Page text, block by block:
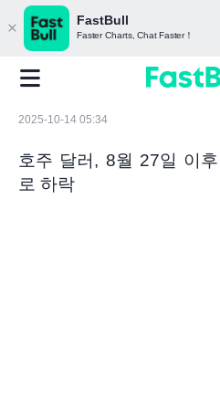
FastBull
Faster Charts, Chat Faster！
2025-10-14 05:34
호주 달러, 8월 27일 이
로 하락